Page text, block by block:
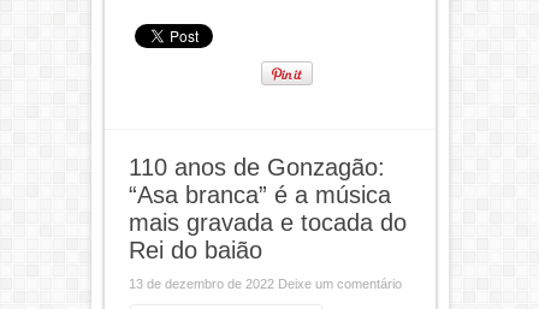
110 anos de Gonzagão:
“Asa branca” é a música
mais gravada e tocada do
Rei do baião
13 de dezembro de 2022 Deixe um comentário